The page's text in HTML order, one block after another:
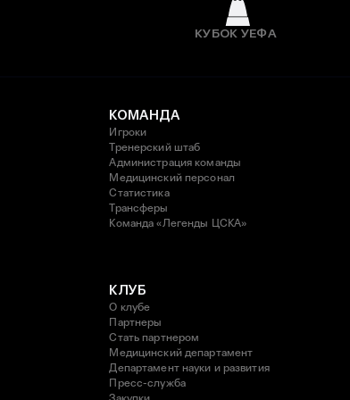
КУБОК УЕФА
КОМАНДА
Игроки
Тренерский штаб
Администрация команды
Медицинский персонал
Статистика
Трансферы
Команда «Легенды ЦСКА»
КЛУБ
О клубе
Партнеры
Стать партнером
Медицинский департамент
Департамент науки и развития
Пресс-служба